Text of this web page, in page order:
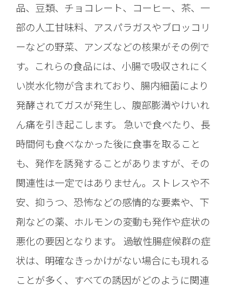
品、豆類、チョコレート、コーヒー、茶、一
部の人工甘味料、アスパラガスやブロッコリ
ーなどの野菜、アンズなどの核果がその例で
す。これらの食品には、小腸で吸収されにく
い炭水化物が含まれており、腸内細菌により
発酵されてガスが発生し、腹部膨満やけいれ
ん痛を引き起こします。 急いで食べたり、長
時間何も食べなかった後に食事を取ること
も、発作を誘発することがありますが、その
関連性は一定ではありません。ストレスや不
安、抑うつ、恐怖などの感情的な要素や、下
剤などの薬、ホルモンの変動も発作や症状の
悪化の要因となります。 過敏性腸症候群の症
状は、明確なきっかけがない場合にも現れる
ことが多く、すべての誘因がどのように関連